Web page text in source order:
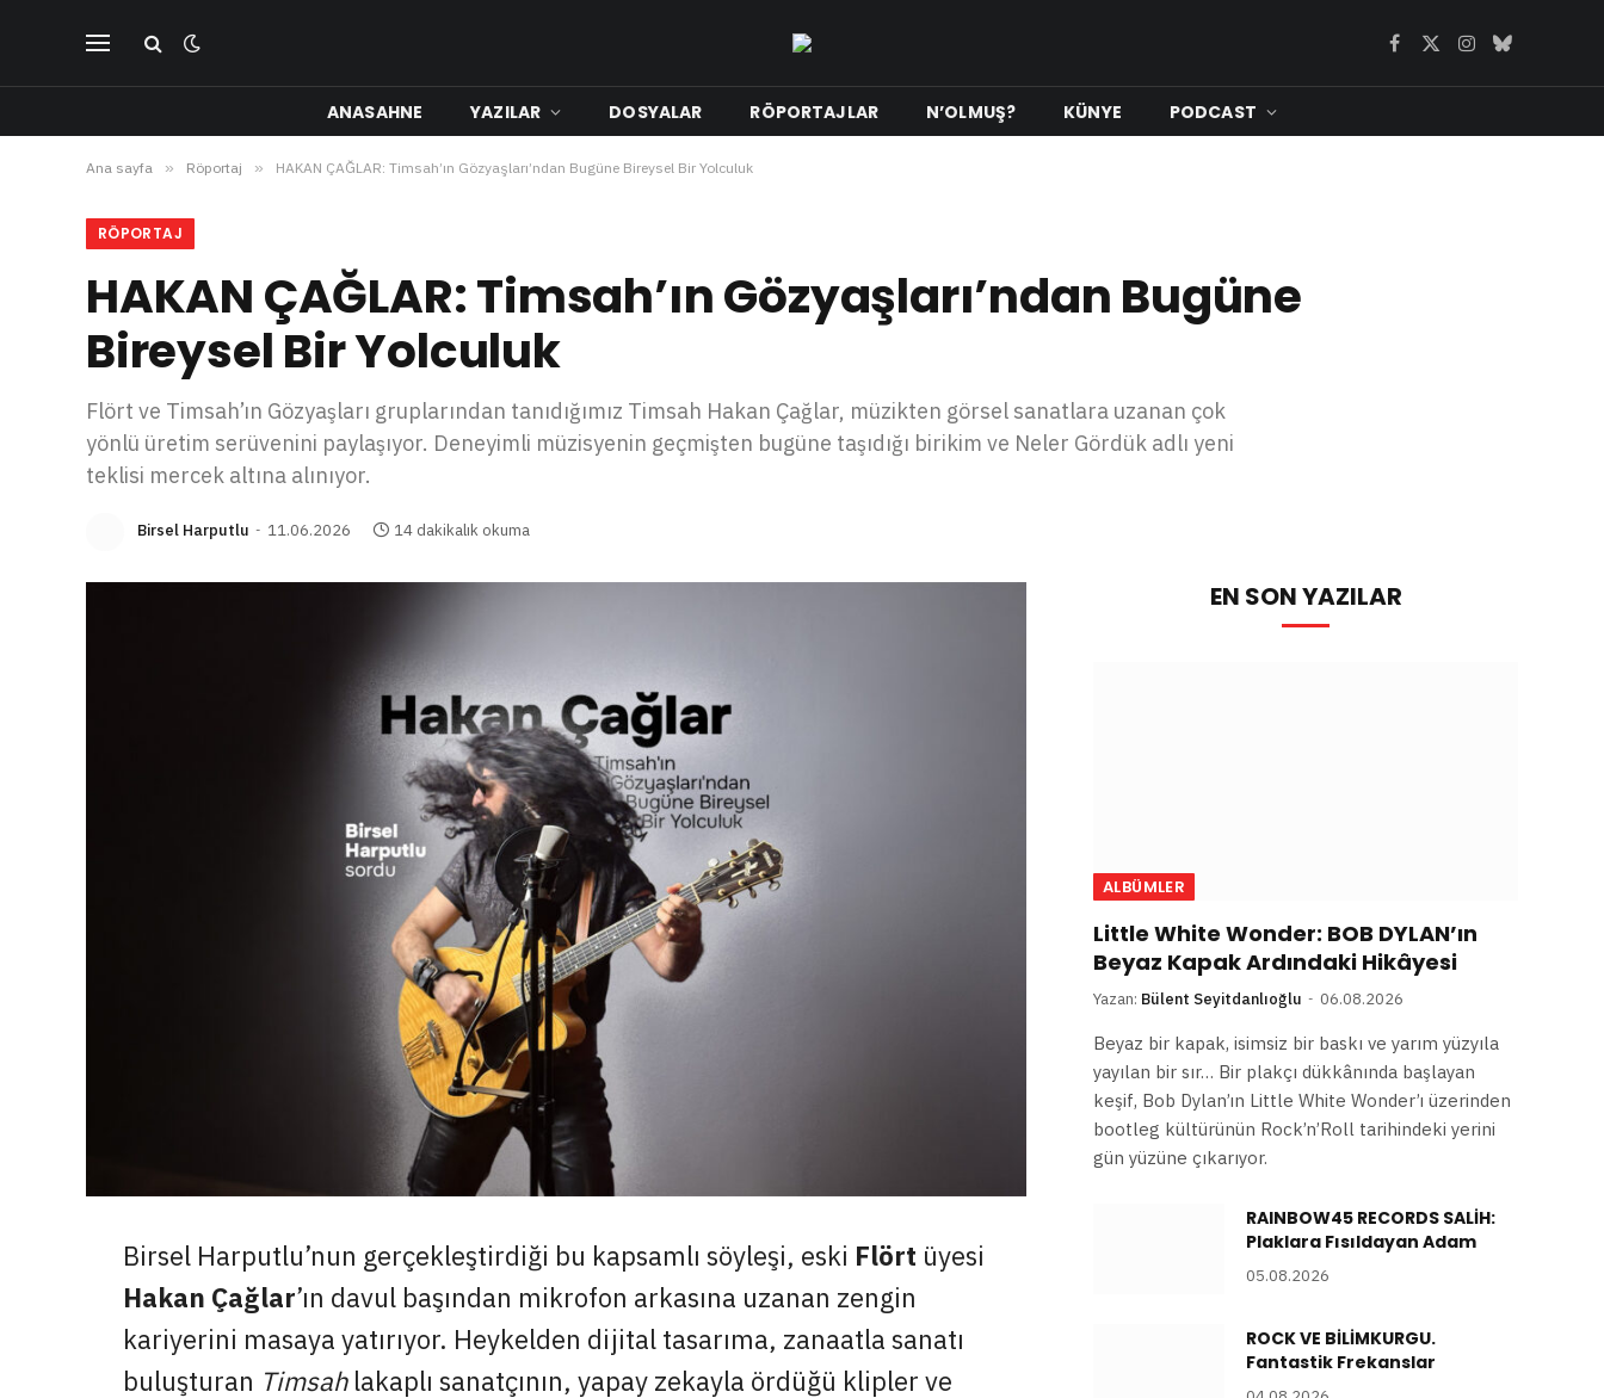
Facebook
X
Instagram
Bluesky
ANASAHNE YAZILAR DOSYALAR RÖPORTAJLAR N’OLMUŞ? KÜNYE PODCAST
Ana sayfa » Röportaj » HAKAN ÇAĞLAR: Timsah’ın Gözyaşları’ndan Bugüne Bireysel Bir Yolculuk
RÖPORTAJ
HAKAN ÇAĞLAR: Timsah’ın Gözyaşları’ndan Bugüne
Bireysel Bir Yolculuk
Flört ve Timsah’ın Gözyaşları gruplarından tanıdığımız Timsah Hakan Çağlar, müzikten görsel sanatlara uzanan çok
yönlü üretim serüvenini paylaşıyor. Deneyimli müzisyenin geçmişten bugüne taşıdığı birikim ve Neler Gördük adlı yeni
teklisi mercek altına alınıyor.
Birsel Harputlu 11.06.2026 14 dakikalık okuma
Birsel Harputlu’nun gerçekleştirdiği bu kapsamlı söyleşi, eski Flört üyesi
Hakan Çağlar’ın davul başından mikrofon arkasına uzanan zengin
kariyerini masaya yatırıyor. Heykelden dijital tasarıma, zanaatla sanatı
buluşturan Timsahlakaplı sanatçının, yapay zekayla ördüğü klipler ve
EN SON YAZILAR
ALBÜMLER
Little White Wonder: BOB DYLAN’ın
Beyaz Kapak Ardındaki Hikâyesi
Yazan: Bülent Seyitdanlıoğlu 06.08.2026
Beyaz bir kapak, isimsiz bir baskı ve yarım yüzyıla
yayılan bir sır… Bir plakçı dükkânında başlayan
keşif, Bob Dylan’ın Little White Wonder’ı üzerinden
bootleg kültürünün Rock’n’Roll tarihindeki yerini
gün yüzüne çıkarıyor.
RAINBOW45 RECORDS SALİH:
Plaklara Fısıldayan Adam
05.08.2026
ROCK VE BİLİMKURGU.
Fantastik Frekanslar